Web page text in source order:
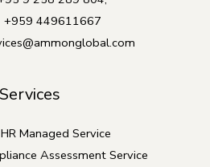
+959 449611667
Services
Managed Service
Assessment Service